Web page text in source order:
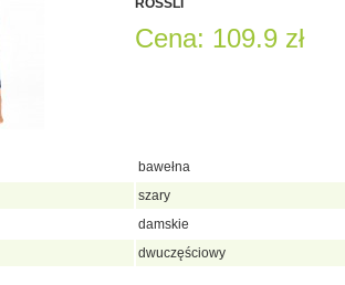
ROSSLI
Cena: 109.9 zł
bawełna
szary
damskie
dwuczęściowy